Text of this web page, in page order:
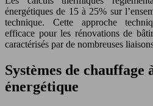
énergétiques de 15 à 25% sur
technique. Cette approche
efficace pour les rénovations de
caractérisés par de nombreuses
Systèmes de chauffage
énergétique